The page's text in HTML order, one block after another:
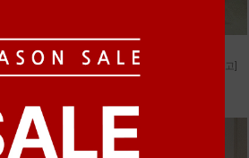
m_헤세드 스티치 데님팬츠 [4차 재입고]